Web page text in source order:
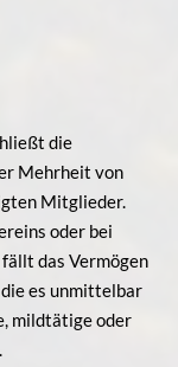
die
Mehrheit von
Mitglieder.
oder bei
das Vermögen
es unmittelbar
mildtätige oder